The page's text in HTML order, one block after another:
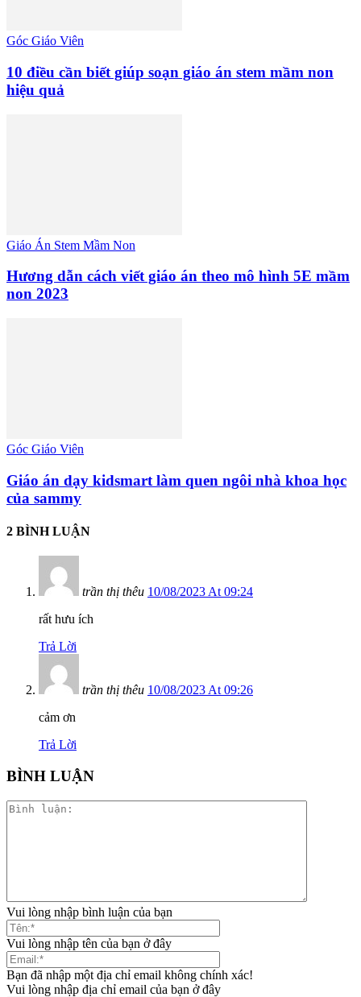
Góc Giáo Viên
10 điều cần biết giúp soạn giáo án stem mầm non
hiệu quả
Giáo Án Stem Mầm Non
Hương dẫn cách viết giáo án theo mô hình 5E mầm
non 2023
Góc Giáo Viên
Giáo án dạy kidsmart làm quen ngôi nhà khoa học
của sammy
2 BÌNH LUẬN
trần thị thêu 10/08/2023 At 09:24
rất hưu ích
Trả Lời
trần thị thêu 10/08/2023 At 09:26
cảm ơn
Trả Lời
BÌNH LUẬN
Vui lòng nhập bình luận của bạn
Vui lòng nhập tên của bạn ở đây
Bạn đã nhập một địa chỉ email không chính xác!
Vui lòng nhập địa chỉ email của bạn ở đây